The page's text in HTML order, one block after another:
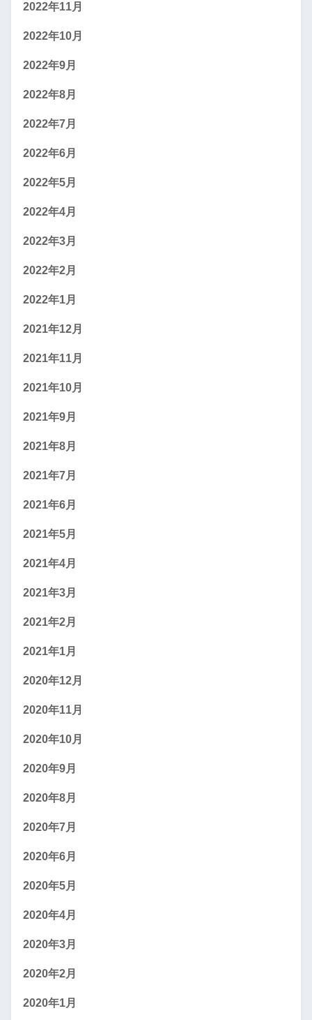
2022年11月
2022年10月
2022年9月
2022年8月
2022年7月
2022年6月
2022年5月
2022年4月
2022年3月
2022年2月
2022年1月
2021年12月
2021年11月
2021年10月
2021年9月
2021年8月
2021年7月
2021年6月
2021年5月
2021年4月
2021年3月
2021年2月
2021年1月
2020年12月
2020年11月
2020年10月
2020年9月
2020年8月
2020年7月
2020年6月
2020年5月
2020年4月
2020年3月
2020年2月
2020年1月